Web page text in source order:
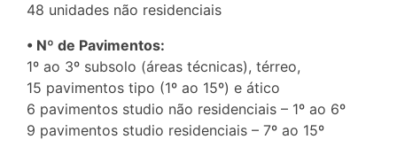
48 unidades não residenciais
• Nº de Pavimentos:
1º ao 3º subsolo (áreas técnicas), térreo,
15 pavimentos tipo (1º ao 15º) e ático
6 pavimentos studio não residenciais – 1º ao 6º
9 pavimentos studio residenciais – 7º ao 15º